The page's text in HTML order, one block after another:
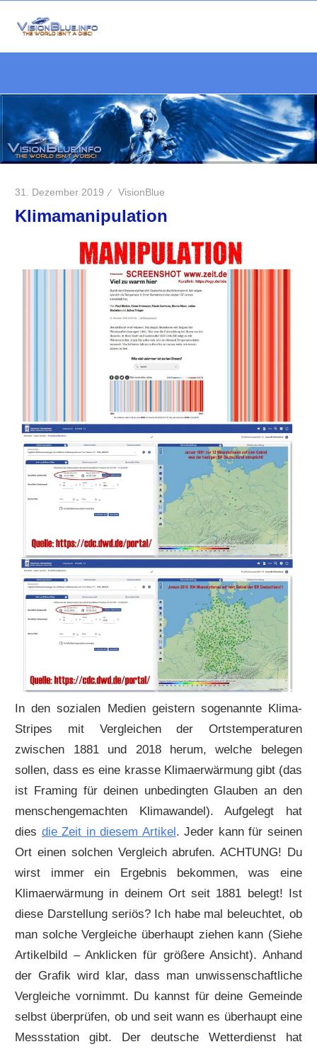
Inhalt
springen
Scheibe
31. Dezember 2019 VisionBlue
Klimamanipulation
In den sozialen Medien geistern sogenannte Klima-
Stripes mit Vergleichen der Ortstemperaturen
zwischen 1881 und 2018 herum, welche belegen
sollen, dass es eine krasse Klimaerwärmung gibt (das
ist Framing für deinen unbedingten Glauben an den
menschengemachten Klimawandel). Aufgelegt hat
dies die Zeit in diesem Artikel. Jeder kann für seinen
Ort einen solchen Vergleich abrufen. ACHTUNG! Du
wirst immer ein Ergebnis bekommen, was eine
Klimaerwärmung in deinem Ort seit 1881 belegt! Ist
diese Darstellung seriös? Ich habe mal beleuchtet, ob
man solche Vergleiche überhaupt ziehen kann (Siehe
Artikelbild – Anklicken für größere Ansicht). Anhand
der Grafik wird klar, dass man unwissenschaftliche
Vergleiche vornimmt. Du kannst für deine Gemeinde
selbst überprüfen, ob und seit wann es überhaupt eine
Messstation gibt. Der deutsche Wetterdienst hat